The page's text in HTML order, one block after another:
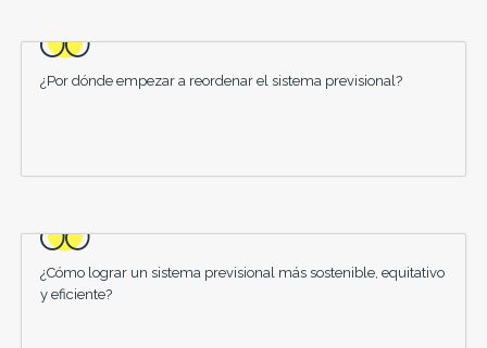
¿Por dónde empezar a reordenar el sistema previsional?
¿Cómo lograr un sistema previsional más sostenible, equitativo
y eficiente?